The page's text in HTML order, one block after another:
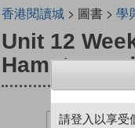
香港閱讀城> 圖書 > 學
Unit 12
Hamster
請登入以享受